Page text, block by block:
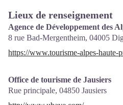
Lieux de renseignement
Agence de Développement des
8 rue Bad-Mergentheim, 04005
https://www.tourisme-alpes-haute-
Office de tourisme de Jausiers
Rue principale, 04850 Jausiers